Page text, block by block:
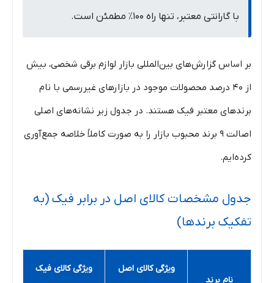
با گارانتی معتبر، تنها راه ۱۰۰٪ مطمئن است.
بر اساس گزارش‌های بین‌المللی بازار لوازم برقی شخصی، بیش
از ۴۰ درصد محصولات موجود در بازارهای غیررسمی با نام
برندهای معتبر فیک هستند. در جدول زیر نشانه‌های اصلی
اصالت ۹ برند محبوب بازار را به صورت کاملاً خلاصه جمع‌آوری
کرده‌ایم.
جدول مشخصات کالای اصل در برابر فیک (به
تفکیک برندها)
نام برند
ویژگی کالای اصل ویژگی کالای فیک